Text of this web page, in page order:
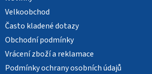
Velkoobchod
Často kladené dotazy
Obchodní podmínky
Vrácení zboží a reklamace
Podmínky ochrany osobních údajů